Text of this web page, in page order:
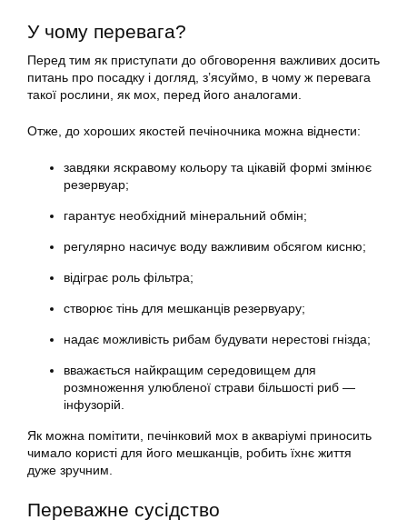
У чому перевага?
Перед тим як приступати до обговорення важливих досить
питань про посадку і догляд, з’ясуймо, в чому ж перевага
такої рослини, як мох, перед його аналогами.
Отже, до хороших якостей печіночника можна віднести:
завдяки яскравому кольору та цікавій формі змінює
резервуар;
гарантує необхідний мінеральний обмін;
регулярно насичує воду важливим обсягом кисню;
відіграє роль фільтра;
створює тінь для мешканців резервуару;
надає можливість рибам будувати нерестові гнізда;
вважається найкращим середовищем для
розмноження улюбленої страви більшості риб —
інфузорій.
Як можна помітити, печінковий мох в акваріумі приносить
чимало користі для його мешканців, робить їхнє життя
дуже зручним.
Переважне сусідство